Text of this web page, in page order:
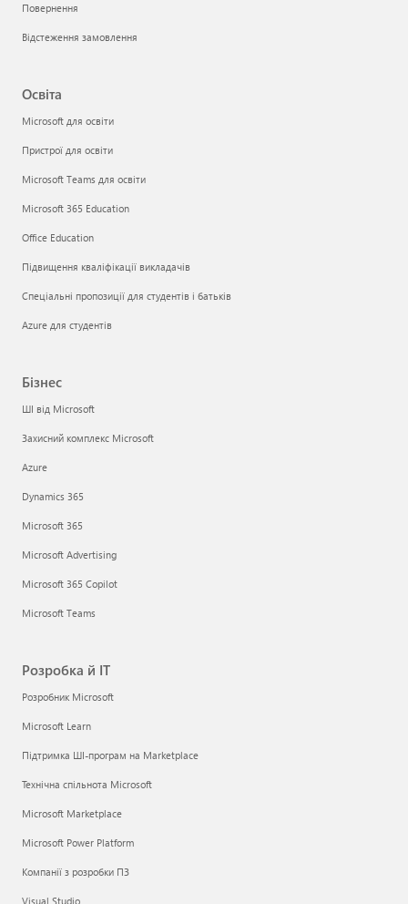
Повернення
Відстеження замовлення
Освіта
Microsoft для освіти
Пристрої для освіти
Microsoft Teams для освіти
Microsoft 365 Education
Office Education
Підвищення кваліфікації викладачів
Спеціальні пропозиції для студентів і батьків
Azure для студентів
Бізнес
ШІ від Microsoft
Захисний комплекс Microsoft
Azure
Dynamics 365
Microsoft 365
Microsoft Advertising
Microsoft 365 Copilot
Microsoft Teams
Розробка й ІТ
Розробник Microsoft
Microsoft Learn
Підтримка ШІ-програм на Marketplace
Технічна спільнота Microsoft
Microsoft Marketplace
Microsoft Power Platform
Компанії з розробки ПЗ
Visual Studio